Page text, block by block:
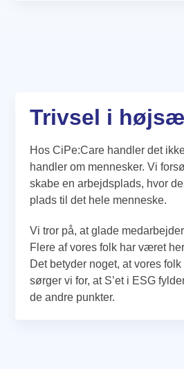
Trivsel i
Hos CiPe:Care handler det
handler om mennesker. Vi
skabe en arbejdsplads, hvor
plads til det hele menneske.
Vi tror på, at glade
Flere af vores folk har været
Det betyder noget, at vores
sørger vi for, at S’et i ESG
de andre punkter.